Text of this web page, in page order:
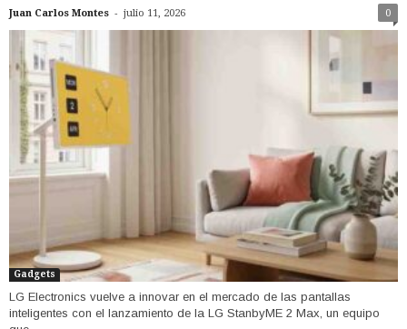
Juan Carlos Montes - julio 11, 2026 0
Gadgets
LG Electronics vuelve a innovar en el mercado de las pantallas
inteligentes con el lanzamiento de la LG StanbyME 2 Max, un equipo